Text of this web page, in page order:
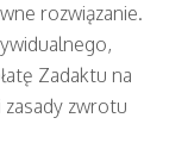
rozwiązanie.
Zadaktu na
zwrotu